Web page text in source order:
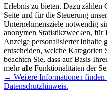
Erlebnis zu bieten. Dazu zählen
Seite und für die Steuerung
Unternehmensziele notwendig
anonymen Statistikzwecken,
Anzeige personalisierter Inhalte
entscheiden, welche Kategorien
beachten Sie, dass auf Basis
mehr alle Funktionalitäten der
→ Weitere Informationen finden
Datenschutzhinweis.